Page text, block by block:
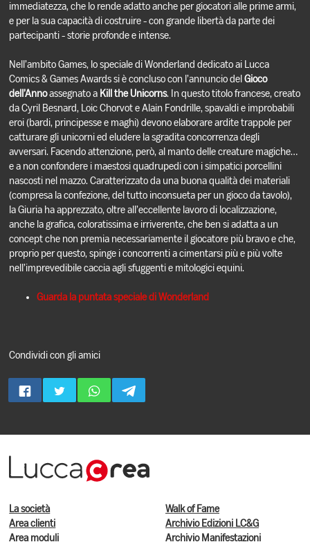
immediatezza, che lo rende adatto anche per giocatori alle prime armi,
e per la sua capacità di costruire - con grande libertà da parte dei
partecipanti - storie profonde e intense.
Nell’ambito Games, lo speciale di Wonderland dedicato ai Lucca
Comics & Games Awards si è concluso con l’annuncio delGioco
dell’Annoassegnato a Kill the Unicorns. In questo titolo francese, creato
da Cyril Besnard, Loic Chorvot e Alain Fondrille, spavaldi e improbabili
eroi (bardi, principesse e maghi) devono elaborare ardite trappole per
catturare gli unicorni ed eludere la sgradita concorrenza degli
avversari. Facendo attenzione, però, al manto delle creature magiche…
e a non confondere i maestosi quadrupedi con i simpatici porcellini
nascosti nel mazzo. Caratterizzato da una buona qualità dei materiali
(compresa la confezione, del tutto inconsueta per un gioco da tavolo),
la Giuria ha apprezzato, oltre all’eccellente lavoro di localizzazione,
anche la grafica, coloratissima e irriverente, che ben si adatta a un
concept che non premia necessariamente il giocatore più bravo e che,
proprio per questo, spinge i concorrenti a cimentarsi più e più volte
nell’imprevedibile caccia agli sfuggenti e mitologici equini.
Guarda la puntata speciale di Wonderland
Condividi con gli amici
La società
Area clienti
Area moduli
Walk of Fame
Archivio Edizioni LC&G
Archivio Manifestazioni